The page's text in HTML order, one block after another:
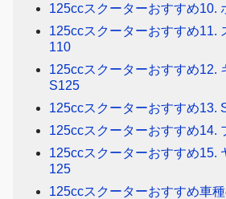
125ccスクーターおすすめ10.
125ccスクーターおすすめ11.
110
125ccスクーターおすすめ12.
S125
125ccスクーターおすすめ13.
125ccスクーターおすすめ14.
125ccスクーターおすすめ15.
125
125ccスクーターおすすめ車